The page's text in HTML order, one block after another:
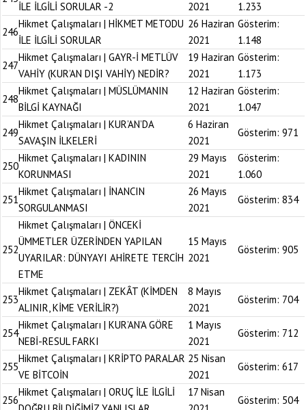
İLE İLGİLİ SORULAR -2
2021
1.233
246
Hikmet Çalışmaları | HİKMET METODU
İLE İLGİLİ SORULAR
26 Haziran
2021
Gösterim:
1.148
247
Hikmet Çalışmaları | GAYR-İ METLÜV
VAHİY (KUR’AN DIŞI VAHİY) NEDİR?
19 Haziran
2021
Gösterim:
1.173
248
Hikmet Çalışmaları | MÜSLÜMANIN
BİLGİ KAYNAĞI
12 Haziran
2021
Gösterim:
1.047
249
Hikmet Çalışmaları | KUR’AN’DA
SAVAŞIN İLKELERİ
6 Haziran
2021
Gösterim: 971
250
Hikmet Çalışmaları | KADININ
KORUNMASI
29 Mayıs
2021
Gösterim:
1.060
251
Hikmet Çalışmaları | İNANCIN
SORGULANMASI
26 Mayıs
2021
Gösterim: 834
252
Hikmet Çalışmaları | ÖNCEKİ
ÜMMETLER ÜZERİNDEN YAPILAN
UYARILAR: DÜNYAYI AHİRETE TERCİH
ETME
15 Mayıs
2021
Gösterim: 905
253
Hikmet Çalışmaları | ZEKÂT (KİMDEN
ALINIR, KİME VERİLİR?)
8 Mayıs
2021
Gösterim: 704
254
Hikmet Çalışmaları | KUR’AN’A GÖRE
NEBİ-RESUL FARKI
1 Mayıs
2021
Gösterim: 712
255
Hikmet Çalışmaları | KRİPTO PARALAR
VE BİTCOİN
25 Nisan
2021
Gösterim: 617
256
Hikmet Çalışmaları | ORUÇ İLE İLGİLİ
17 Nisan
Gösterim: 504